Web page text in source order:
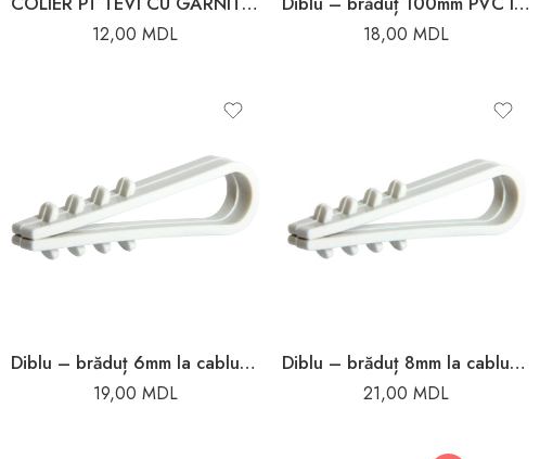
12,00MDL 18,00 MDL
Diblu – brăduț 6mm la cablu rotund Enext
19,00 MDL
Diblu – brăduț 8mm la cablu rotund Enext
21,00 MDL